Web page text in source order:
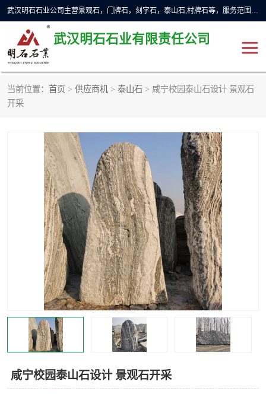
武汉明石石业公司主营景观石，门牌石，刻字石，泰山石,村牌石等，服务范围主要有：武汉，咸宁等地区。公司秉承敬业奉献、锐意创新的企业精神，从无到有，从小到大，以一种产业报国的创业精神，竭诚为客户提供服务，为社会设计财富。
武汉明石石业有限责任公司
当前位置： 首页 > 供应商机 > 泰山石 > 咸宁校园泰山石设计 景观石
开采
咸宁校园泰山石设计 景观石开采
景观石
门牌石 奠基石
黄蜡石 大型石雕
人物雕塑 异型石材
石雕狮子 刻字石